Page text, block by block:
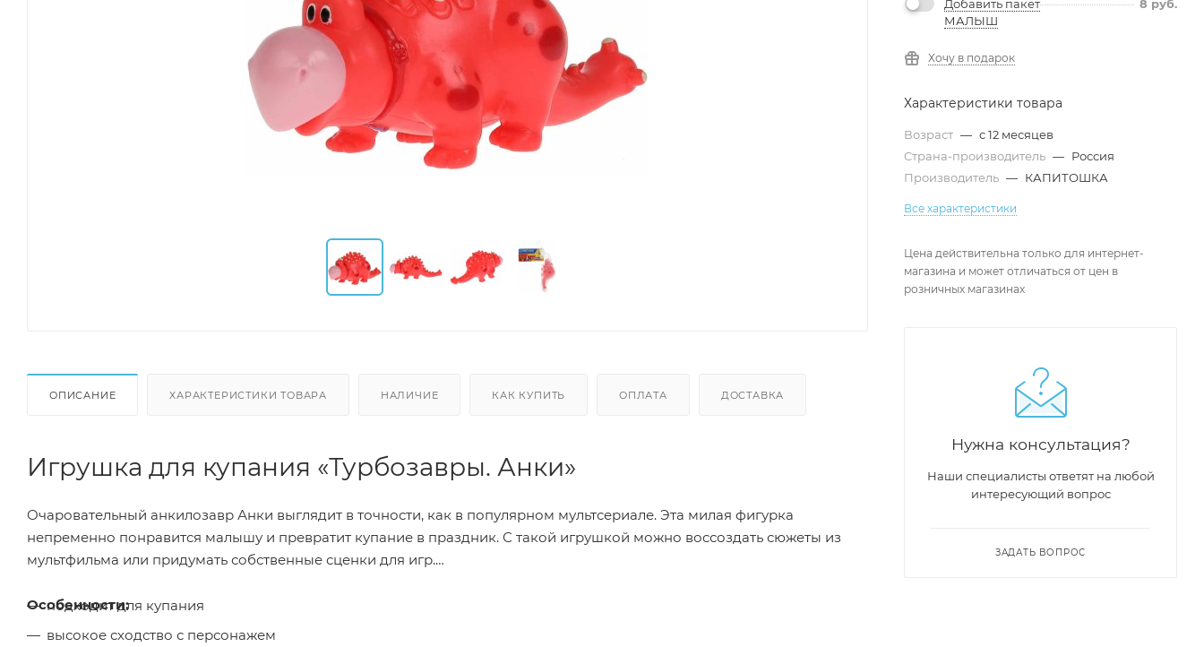
ОПИСАНИЕ ХАРАКТЕРИСТИКИ ТОВАРА НАЛИЧИЕ КАК КУПИТЬ ОПЛАТА ДОСТАВКА
Игрушка для купания «Турбозавры. Анки»
Очаровательный анкилозавр Анки выглядит в точности, как в популярном мультсериале. Эта милая фигурка
непременно понравится малышу и превратит купание в праздник. С такой игрушкой можно воссоздать сюжеты из
мультфильма или придумать собственные сценки для игр.
Особенности:
подходит для купания
высокое сходство с персонажем
Добавить пакет
МАЛЫШ
8 руб.
Хочу в подарок
Характеристики товара
Возраст — с 12 месяцев
Страна-производитель — Россия
Производитель — КАПИТОШКА
Все характеристики
Цена действительна только для интернет-
магазина и может отличаться от цен в
розничных магазинах
Нужна консультация?
Наши специалисты ответят на любой
интересующий вопрос
ЗАДАТЬ ВОПРОС